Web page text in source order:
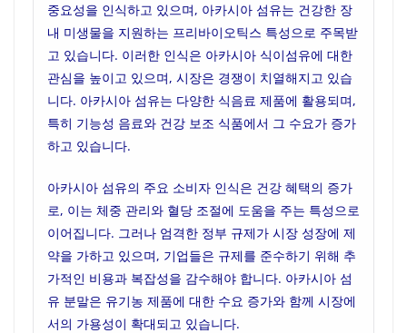
중요성을 인식하고 있으며, 아카시아 섬유는 건강한 장
내 미생물을 지원하는 프리바이오틱스 특성으로 주목받
고 있습니다. 이러한 인식은 아카시아 식이섬유에 대한
관심을 높이고 있으며, 시장은 경쟁이 치열해지고 있습
니다. 아카시아 섬유는 다양한 식음료 제품에 활용되며,
특히 기능성 음료와 건강 보조 식품에서 그 수요가 증가
하고 있습니다.
아카시아 섬유의 주요 소비자 인식은 건강 혜택의 증가
로, 이는 체중 관리와 혈당 조절에 도움을 주는 특성으로
이어집니다. 그러나 엄격한 정부 규제가 시장 성장에 제
약을 가하고 있으며, 기업들은 규제를 준수하기 위해 추
가적인 비용과 복잡성을 감수해야 합니다. 아카시아 섬
유 분말은 유기농 제품에 대한 수요 증가와 함께 시장에
서의 가용성이 확대되고 있습니다.